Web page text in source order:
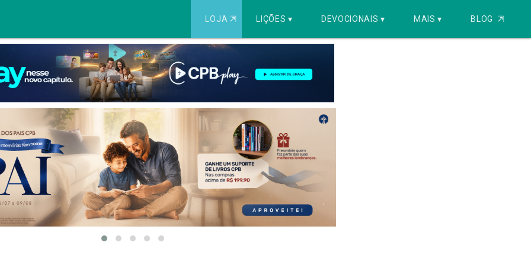
LOJA ⇱ LIÇÕES ▾ DEVOCIONAIS ▾ MAIS ▾ BLOG ⇱